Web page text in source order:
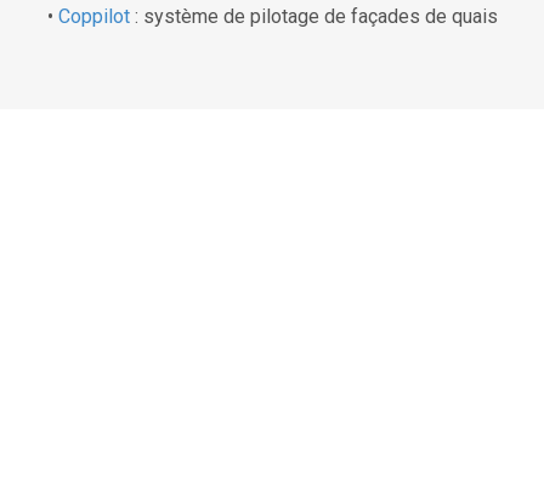
• Coppilot: système de pilotage de façades de quais